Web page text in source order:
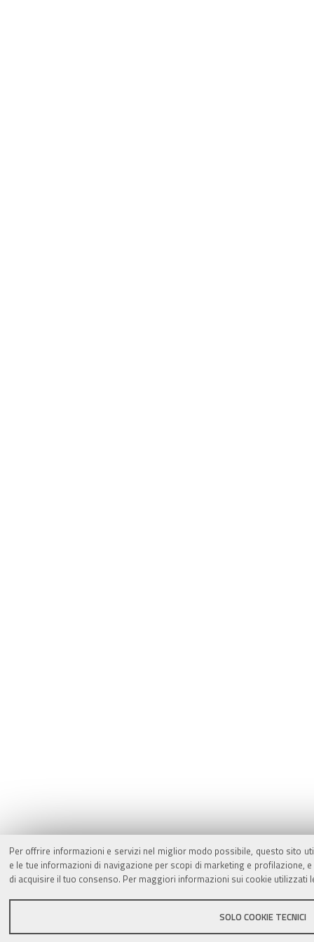
Per offrire informazioni e servizi nel miglior modo possibile, questo sito
e le tue informazioni di navigazione per scopi di marketing e
di acquisire il tuo consenso. Per maggiori informazioni sui cookie utilizzati
SOLO COOKIE TECNICI